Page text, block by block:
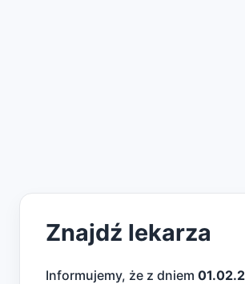
Znajdź lekarza
Informujemy, że z dniem